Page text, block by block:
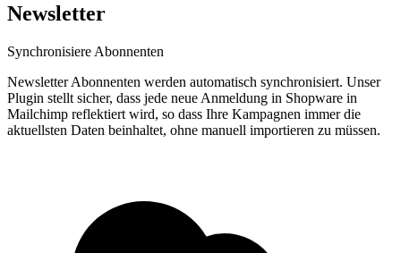
Newsletter
Synchronisiere Abonnenten
Newsletter Abonnenten werden automatisch synchronisiert. Unser
Plugin stellt sicher, dass jede neue Anmeldung in Shopware in
Mailchimp reflektiert wird, so dass Ihre Kampagnen immer die
aktuellsten Daten beinhaltet, ohne manuell importieren zu müssen.